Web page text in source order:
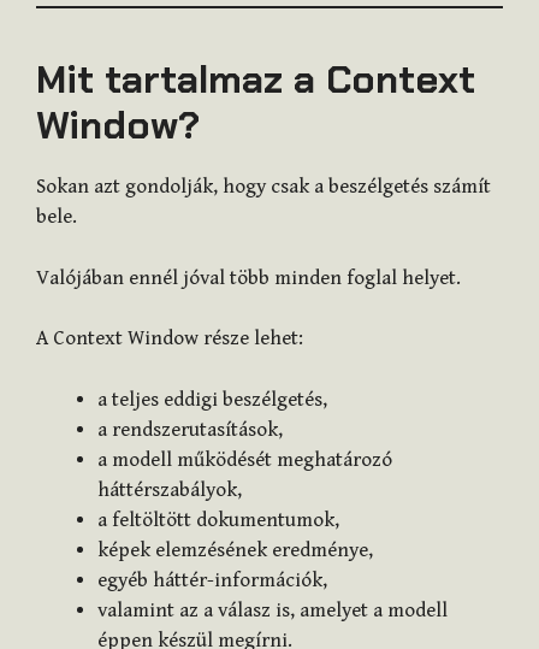
Mit tartalmaz a Context
Window?
Sokan azt gondolják, hogy csak a beszélgetés számít
bele.
Valójában ennél jóval több minden foglal helyet.
A Context Window része lehet:
a teljes eddigi beszélgetés,
a rendszerutasítások,
a modell működését meghatározó
háttérszabályok,
a feltöltött dokumentumok,
képek elemzésének eredménye,
egyéb háttér-információk,
valamint az a válasz is, amelyet a modell
éppen készül megírni.